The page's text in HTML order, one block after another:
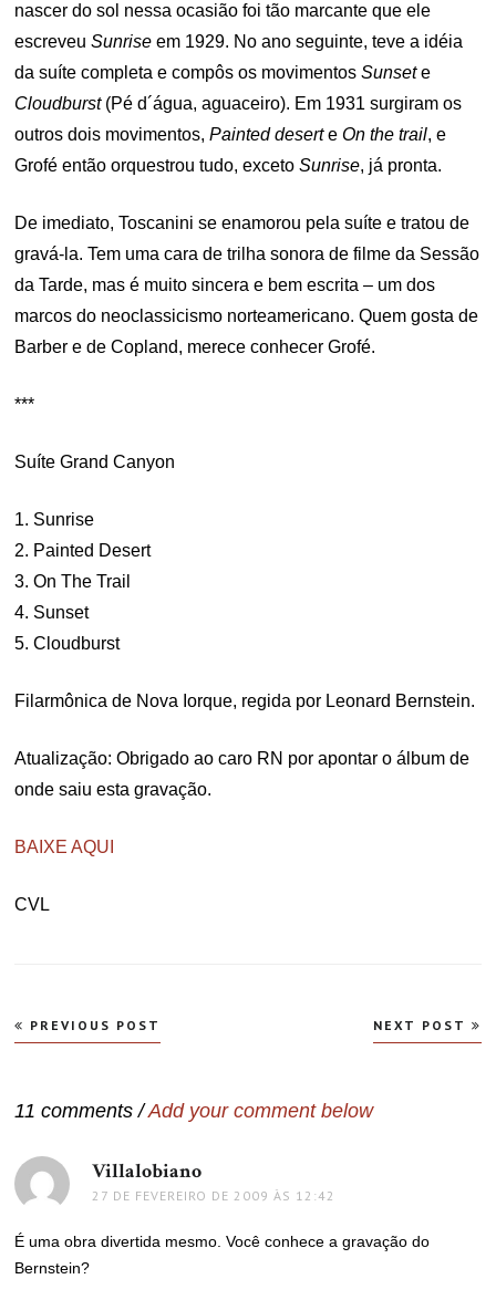
nascer do sol nessa ocasião foi tão marcante que ele
escreveuSunriseem 1929. No ano seguinte, teve a idéia
da suíte completa e compôs os movimentosSunsete
Cloudburst(Pé d´água, aguaceiro). Em 1931 surgiram os
outros dois movimentos,Painted deserteOn the trail, e
Grofé então orquestrou tudo, excetoSunrise, já pronta.
De imediato, Toscanini se enamorou pela suíte e tratou de
gravá-la. Tem uma cara de trilha sonora de filme da Sessão
da Tarde, mas é muito sincera e bem escrita – um dos
marcos do neoclassicismo norteamericano. Quem gosta de
Barber e de Copland, merece conhecer Grofé.
***
Suíte Grand Canyon
1. Sunrise
2. Painted Desert
3. On The Trail
4. Sunset
5. Cloudburst
Filarmônica de Nova Iorque, regida por Leonard Bernstein.
Atualização: Obrigado ao caro RN por apontar o álbum de
onde saiu esta gravação.
BAIXE AQUI
CVL
Navegação
de
PREVIOUS POST NEXT POST
11 comments /Add your comment below
Villalobiano
27 DE FEVEREIRO DE 2009 ÀS 12:42
É uma obra divertida mesmo. Você conhece a gravação do
Bernstein?